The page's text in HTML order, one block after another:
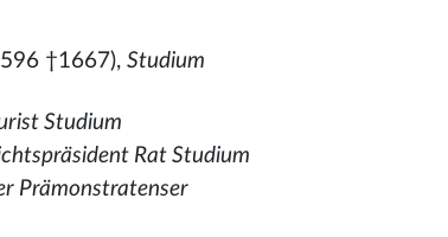
†1667),Studium
Studium
Rat Studium
Prämonstratenser